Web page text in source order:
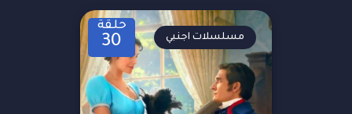
حلقة
30 مسلسلات اجنبي